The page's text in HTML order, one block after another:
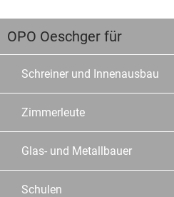
OPO Oeschger für
Schreiner und Innenausbau
Zimmerleute
Glas- und Metallbauer
Schulen